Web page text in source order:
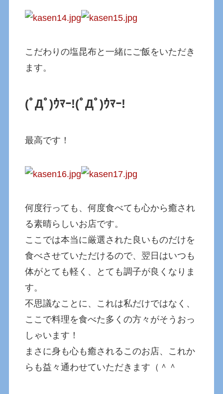
こだわりの塩昆布と一緒にご飯をいただき
ます。
(ﾟДﾟ)ｳﾏｰ!(ﾟДﾟ)ｳﾏｰ!
最高です！
何度行っても、何度食べても心から癒され
る素晴らしいお店です。
ここでは本当に厳選された良いものだけを
食べさせていただけるので、翌日はいつも
体がとても軽く、とても調子が良くなりま
す。
不思議なことに、これは私だけではなく、
ここで料理を食べた多くの方々がそうおっ
しゃいます！
まさに身も心も癒されるこのお店、これか
らも益々通わせていただきます（＾＾